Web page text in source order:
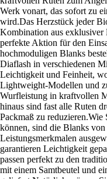
Werk vonart, das sofort zu
wird.Das Herzstück jeder
Kombination aus exklusiver
perfekte Aktion für den
hochmoduligen Blanks
Diaflash in verschiedenen
Leichtigkeit und Feinheit,
Lightweight-Modellen und
Wurfleistung in kraftvollen
hinaus sind fast alle Ruten
Packmaß zu reduzieren.Wie
können, sind die Blanks
Leistungsmerkmalen
garantieren Leichtigkeit
passen perfekt zu den
mit einem Samtbeutel und